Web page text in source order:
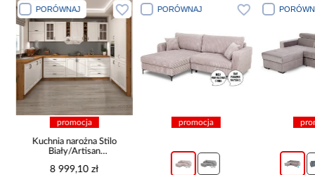
PORÓWNAJ
promocja
Kuchnia narożna Stilo
Biały/Artisan
8 999,10 zł
PORÓWNAJ
promocja